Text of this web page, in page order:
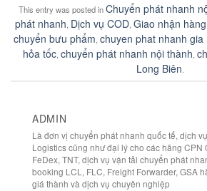
This entry was posted inChuyển phát nhanh
phát nhanh Dịch vụ COD Giao nhận
chuyển bưu phẩm chuyen phat nhanh gia
hỏa tốc, chuyển phát nhanh nội thành
Long Biên
ADMIN
Là đơn vị chuyển phát nhanh quốc tế, dịch
Logistics cũng như đại lý cho các hãng CPN
FeDex, TNT, dịch vụ vận tải chuyển phát
booking LCL, FLC, Freight Forwarder, GSA
giá thành và dịch vụ chuyên nghiệp